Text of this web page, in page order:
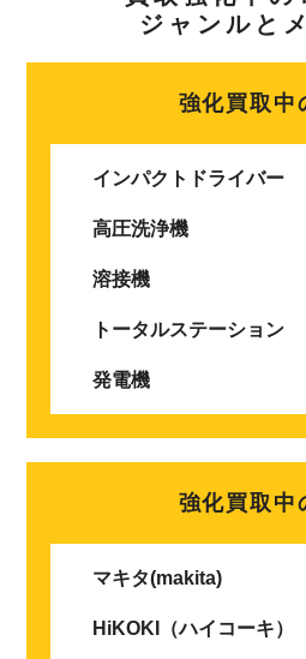
ジャンルと
強化買取中
インパクトドライバー
高圧洗浄機
溶接機
トータルステーション
発電機
強化買取中
マキタ(makita)
HiKOKI（ハイコーキ）